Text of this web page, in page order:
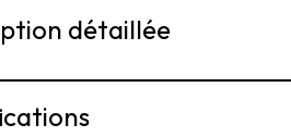
détaillée